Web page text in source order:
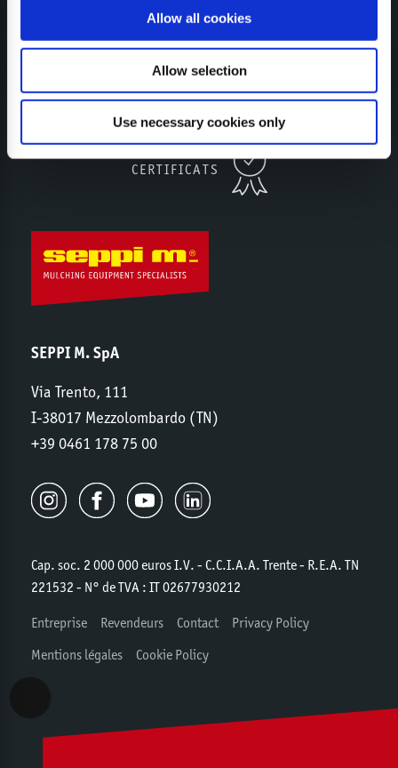
Allow all cookies
Allow selection
Use necessary cookies only
S’INSCRIRE À LA NEWSLETTER
CERTIFICATS
SEPPI M. SpA
Via Trento, 111
I-38017 Mezzolombardo (TN)
+39 0461 178 75 00
Cap. soc. 2 000 000 euros I.V. - C.C.I.A.A. Trente - R.E.A. TN
221532 - N° de TVA : IT 02677930212
Entreprise Revendeurs Contact
Privacy Policy
Mentions légales
Cookie Policy